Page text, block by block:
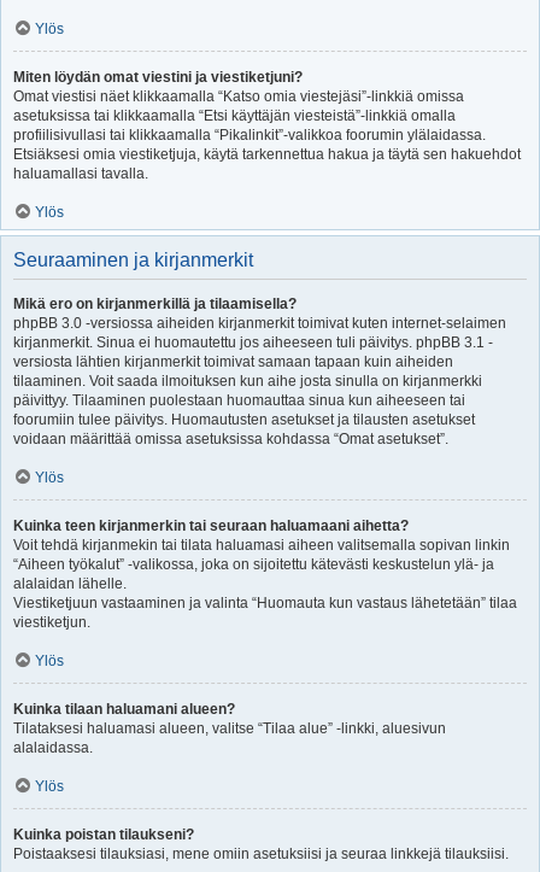
Ylös
Miten löydän omat viestini ja viestiketjuni?
Omat viestisi näet klikkaamalla “Katso omia viestejäsi”-linkkiä omissa
asetuksissa tai klikkaamalla “Etsi käyttäjän viesteistä”-linkkiä omalla
profiilisivullasi tai klikkaamalla “Pikalinkit”-valikkoa foorumin ylälaidassa.
Etsiäksesi omia viestiketjuja, käytä tarkennettua hakua ja täytä sen hakuehdot
haluamallasi tavalla.
Ylös
Seuraaminen ja kirjanmerkit
Mikä ero on kirjanmerkillä ja tilaamisella?
phpBB 3.0 -versiossa aiheiden kirjanmerkit toimivat kuten internet-selaimen
kirjanmerkit. Sinua ei huomautettu jos aiheeseen tuli päivitys. phpBB 3.1 -
versiosta lähtien kirjanmerkit toimivat samaan tapaan kuin aiheiden
tilaaminen. Voit saada ilmoituksen kun aihe josta sinulla on kirjanmerkki
päivittyy. Tilaaminen puolestaan huomauttaa sinua kun aiheeseen tai
foorumiin tulee päivitys. Huomautusten asetukset ja tilausten asetukset
voidaan määrittää omissa asetuksissa kohdassa “Omat asetukset”.
Ylös
Kuinka teen kirjanmerkin tai seuraan haluamaani aihetta?
Voit tehdä kirjanmekin tai tilata haluamasi aiheen valitsemalla sopivan linkin
“Aiheen työkalut” -valikossa, joka on sijoitettu kätevästi keskustelun ylä- ja
alalaidan lähelle.
Viestiketjuun vastaaminen ja valinta “Huomauta kun vastaus lähetetään” tilaa
viestiketjun.
Ylös
Kuinka tilaan haluamani alueen?
Tilataksesi haluamasi alueen, valitse “Tilaa alue” -linkki, aluesivun
alalaidassa.
Ylös
Kuinka poistan tilaukseni?
Poistaaksesi tilauksiasi, mene omiin asetuksiisi ja seuraa linkkejä tilauksiisi.